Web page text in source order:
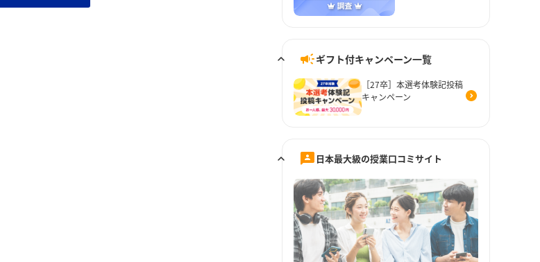
ギフト付キャンペーン一覧
［27卒］本選考体験記投稿
キャンペーン
日本最大級の授業口コミサイト